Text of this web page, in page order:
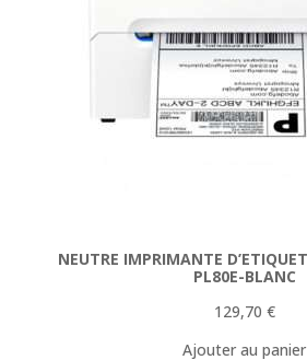
NEUTRE IMPRIMANTE
PL80E-BLANC
129,70 €
Ajouter au panier